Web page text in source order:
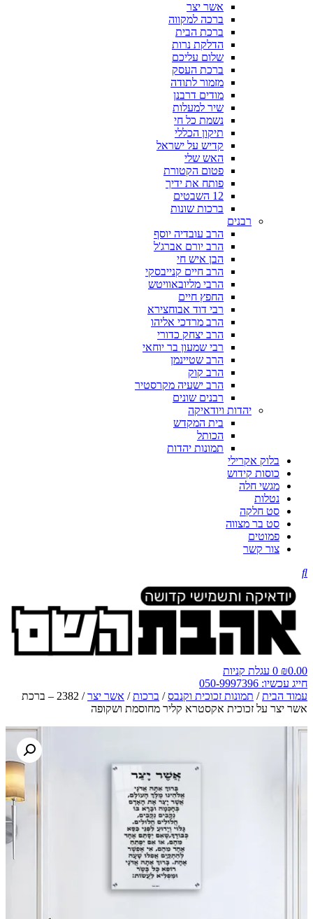
אשר יצר
ברכה למקווה
ברכת הבית
הדלקת נרות
שלום עליכם
ברכת העסק
מזמור לתודה
מודים דרבנן
שיר למעלות
נשמת כל חי
תיקון הכללי
קדיש על ישראל
האש שלי
פטום הקטורת
פותח את ידיך
12 השבטים
ברכות שונות
רבנים
הרב עובדיה יוסף
הרב יורם אברג'ל
הבן איש חי
הרב חיים קנייבסקי
הרבי מליובאוויטש
החפץ חיים
רבי דוד אבוחצירא
הרב מרדכי אליהו
הרב יצחק כדורי
רבי שמעון בר יוחאי
הרב שטיינמן
הרב קוק
הרב ישעיה מקרסטיר
רבנים שונים
יהדות ויודאיקה
בית המקדש
הכותל
תמונות יהדות
בלוק אקרילי
כוסות קידוש
מגשי חלה
נטלות
סט חלקה
סט בר מצווה
פמוטים
צור קשר
₪0.00
0 עגלת קניות
חייג עכשיו: 050-9997396
עמוד הבית/ תמונות זכוכית וקנבס/ ברכות/ אשר יצר
/ 2382 – ברכת
אשר יצר על זכוכית אקסטרא קליר מחוסמת ושקופה